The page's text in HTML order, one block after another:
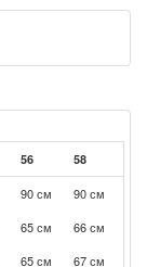
56 58
90 см
90 см
65 см
66 см
65 см
67 см